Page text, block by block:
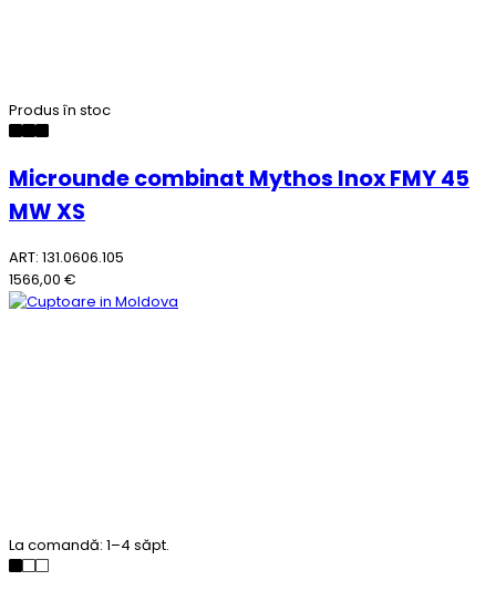
Produs în stoc
Microunde combinat Mythos Inox FMY 45
MW XS
ART: 131.0606.105
1566,00 €
La comandă: 1–4 săpt.